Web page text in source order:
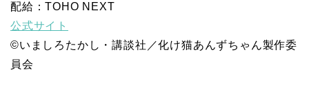
配給：TOHO NEXT
公式サイト
©いましろたかし・講談社／化け猫あんずちゃん製作委
員会